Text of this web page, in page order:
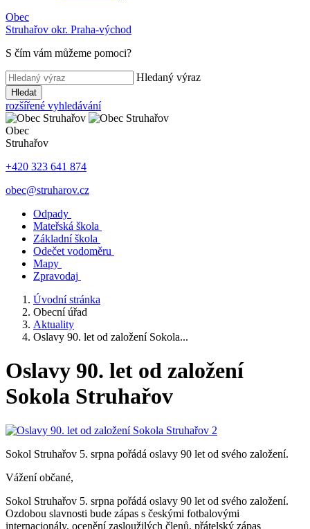
Obec
Struhařov okr. Praha-východ
S čím vám můžeme pomoci?
Hledaný výraz
Hledat
rozšířené vyhledávání
Obec
Struhařov
+420 323 641 874
obec@struharov.cz
Odpady
Mateřská škola
Základní škola
Odečet vodoměru
Mapy
Zpravodaj
Úvodní stránka
Obecní úřad
Aktuality
Oslavy 90. let od založení Sokola...
Oslavy 90. let od založení
Sokola Struhařov
Sokol Struhařov 5. srpna pořádá oslavy 90 let od svého založení.
Vážení občané,
Sokol Struhařov 5. srpna pořádá oslavy 90 let od svého založení.
Ozdobou slavnosti bude zápas s českými fotbalovými
internacionály, ocenění zasloužilých členů, přátelský zápas